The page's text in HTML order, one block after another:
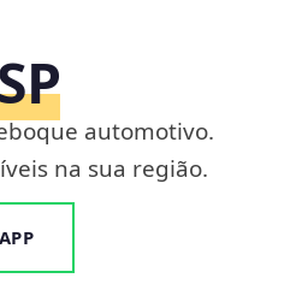
automotivo.
na sua região.